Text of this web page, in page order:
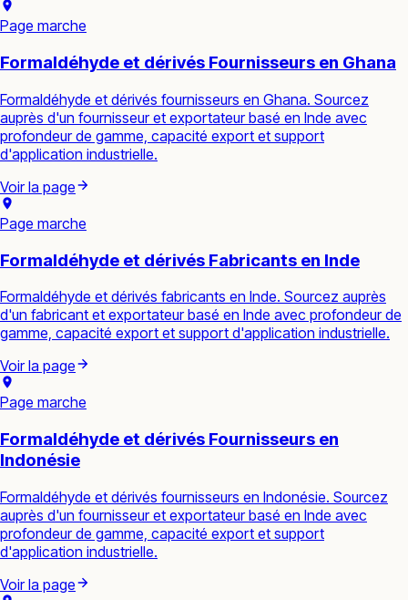
Page marche
Formaldéhyde et dérivés Fournisseurs en Ghana
Formaldéhyde et dérivés fournisseurs en Ghana. Sourcez
auprès d'un fournisseur et exportateur basé en Inde avec
profondeur de gamme, capacité export et support
d'application industrielle.
Voir la page
Page marche
Formaldéhyde et dérivés Fabricants en Inde
Formaldéhyde et dérivés fabricants en Inde. Sourcez auprès
d'un fabricant et exportateur basé en Inde avec profondeur de
gamme, capacité export et support d'application industrielle.
Voir la page
Page marche
Formaldéhyde et dérivés Fournisseurs en
Indonésie
Formaldéhyde et dérivés fournisseurs en Indonésie. Sourcez
auprès d'un fournisseur et exportateur basé en Inde avec
profondeur de gamme, capacité export et support
d'application industrielle.
Voir la page